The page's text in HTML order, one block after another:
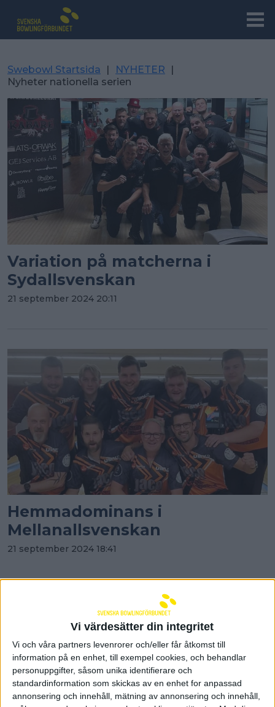
Vi värdesätter din integritet
Vi och våra partners levenrorer och/eller får åtkomst till
information på en enhet, till exempel cookies, och behandlar
personuppgifter, såsom unika identifierare och
standardinformation som skickas av en enhet for anpassad
annonsering och innehåll, mätning av annonsering och innehåll,
Swebowl Startsida | NYHETER
|
Nyheter nationella serien
Variation på matcherna i
Sydallsvenskan
21 september 2024 20:11
Hemmadominans i
Mellanallsvenskan
21 september 2024 18:41